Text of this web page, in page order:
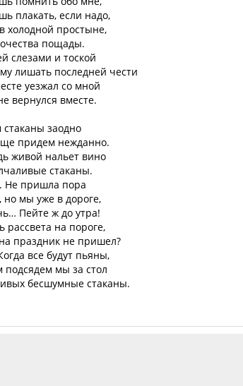
плакать, если надо,
холодной простыне,
пощады.
слезами и тоской
лишать последней чести
уезжал со мной
вернулся вместе.
заодно
придем нежданно.
живой нальет вино
стаканы.
Не пришла пора
но мы уже в дороге,
Пейте ж до утра!
на пороге,
праздник не пришел?
все будут пьяны,
подсядем мы за стол
бесшумные стаканы.